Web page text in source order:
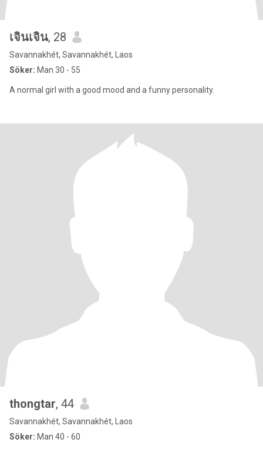
เจินเจิน, 28
Savannakhét, Savannakhét, Laos
Söker: Man 30 - 55
A normal girl with a good mood and a funny personality.
thongtar, 44
Savannakhét, Savannakhét, Laos
Söker: Man 40 - 60